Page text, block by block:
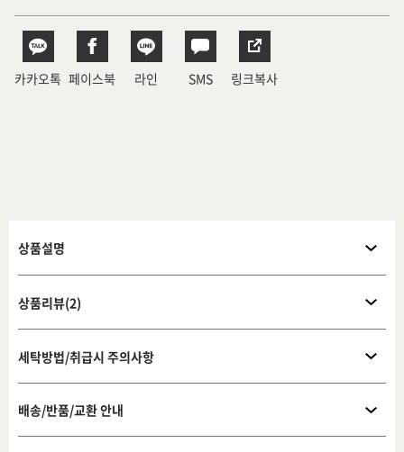
카카오톡 페이스북 라인 SMS 링크복사
상품설명
상품리뷰(2)
세탁방법/취급시 주의사항
배송/반품/교환 안내